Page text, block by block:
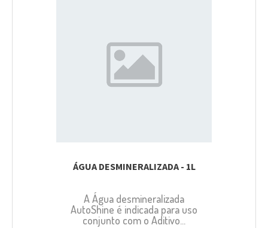
ÁGUA DESMINERALIZADA - 1L
A Água desmineralizada
AutoShine é indicada para uso
conjunto com o Aditivo...